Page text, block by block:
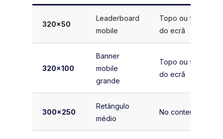
320×50
Leaderboard
mobile
Topo ou fundo
do ecrã
320×100
Banner
mobile
grande
Topo ou fundo
do ecrã
300×250
Retângulo
médio
No conteúdo